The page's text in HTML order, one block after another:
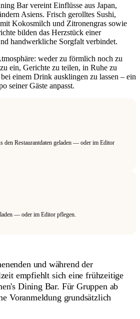
Bar vereint Einflüsse aus Japan,
Asiens. Frisch gerolltes Sushi,
Kokosmilch und Zitronengras sowie
bilden das Herzstück einer
handwerkliche Sorgfalt verbindet.
weder zu förmlich noch zu
ein, Gerichte zu teilen, in Ruhe zu
einem Drink ausklingen zu lassen – ein
seiner Gäste anpasst.
den Restaurantdaten geladen — oder im Editor
— oder im Editor pflegen.
und während der
empfiehlt sich eine frühzeitige
Dining Bar. Für Gruppen ab
Voranmeldung grundsätzlich